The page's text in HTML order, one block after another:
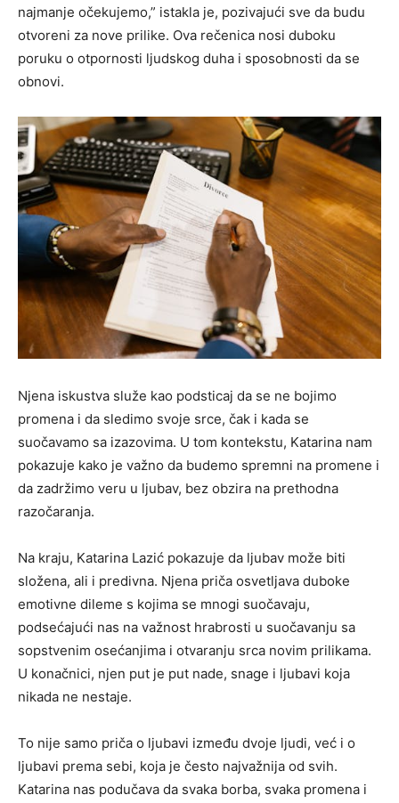
najmanje očekujemo,” istakla je, pozivajući sve da budu
otvoreni za nove prilike. Ova rečenica nosi duboku
poruku o otpornosti ljudskog duha i sposobnosti da se
obnovi.
Njena iskustva služe kao podsticaj da se ne bojimo
promena i da sledimo svoje srce, čak i kada se
suočavamo sa izazovima. U tom kontekstu, Katarina nam
pokazuje kako je važno da budemo spremni na promene i
da zadržimo veru u ljubav, bez obzira na prethodna
razočaranja.
Na kraju, Katarina Lazić pokazuje da ljubav može biti
složena, ali i predivna. Njena priča osvetljava duboke
emotivne dileme s kojima se mnogi suočavaju,
podsećajući nas na važnost hrabrosti u suočavanju sa
sopstvenim osećanjima i otvaranju srca novim prilikama.
U konačnici, njen put je put nade, snage i ljubavi koja
nikada ne nestaje.
To nije samo priča o ljubavi između dvoje ljudi, već i o
ljubavi prema sebi, koja je često najvažnija od svih.
Katarina nas podučava da svaka borba, svaka promena i